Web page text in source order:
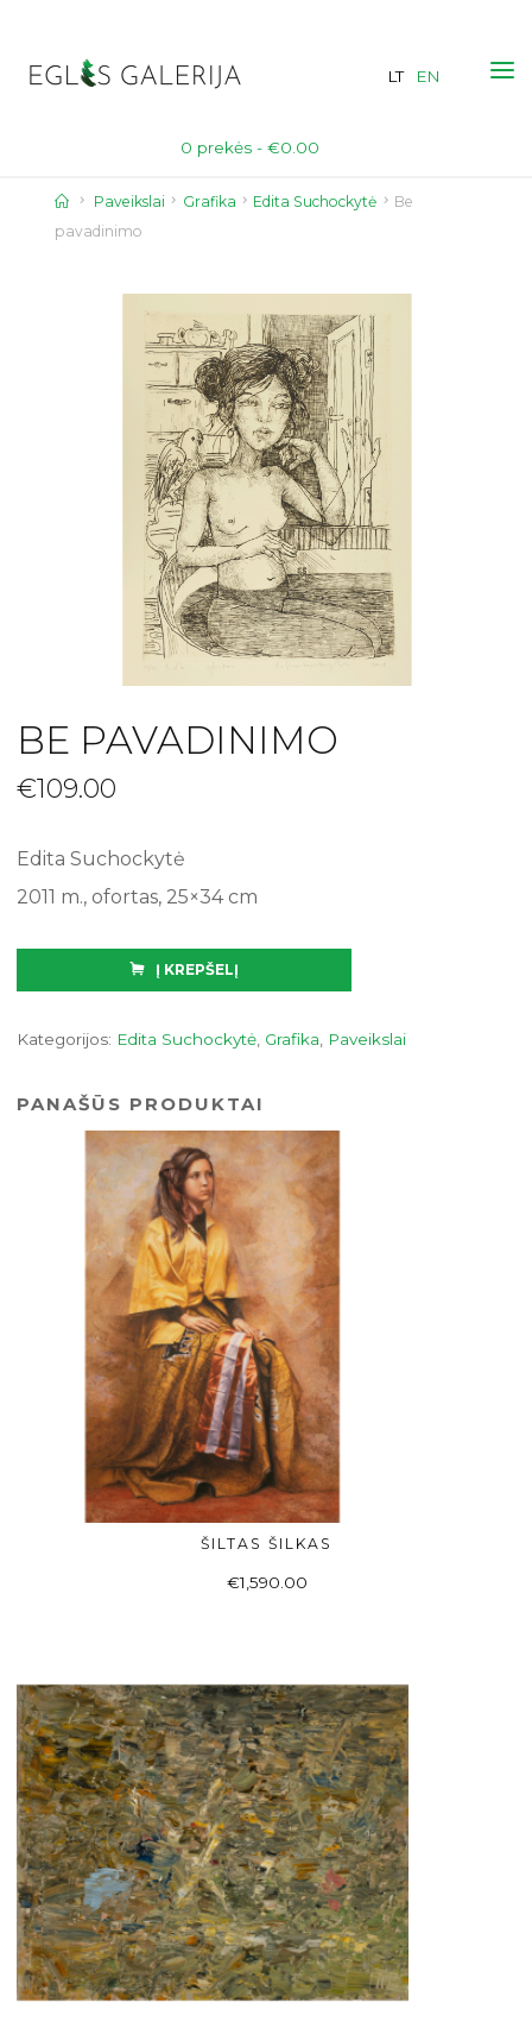
content
0 prekės - €0.00
LT EN
Home
Paveikslai Grafika Edita Suchockytė
Be
pavadinimo
BE PAVADINIMO
€109.00
Edita Suchockytė
2011 m., ofortas, 25×34 cm
Į KREPŠELĮ
Kategorijos: Edita Suchockytė, Grafika Paveikslai
PANAŠŪS PRODUKTAI
Į KREPŠELĮ
ŠILTAS ŠILKAS
€1,590.00